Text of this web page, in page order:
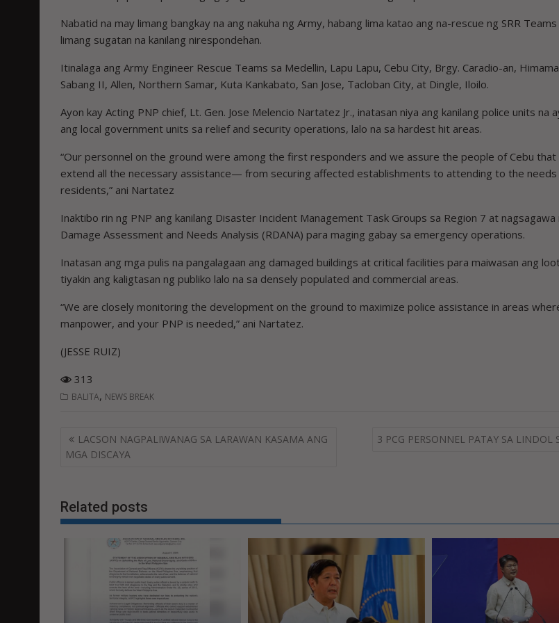
Nabatid na may limang bangkay na ang nakuha ng Army, habang lima katao ang na-rescue ng SRR
limang sugatan na kanilang nirespondehan.
Itinalaga ang Army Engineer Rescue Teams sa Medellin, Lapu Lapu, Cebu City, Brgy. Caradio-an,
Sabang II, Allen, Northern Samar, Kuta Kankabato, San Jose, Tacloban City, at Dingle, Iloilo.
Ayon kay Acting PNP chief, Lt. Gen. Jose Melencio Nartatez Jr., inatasan niya ang kanilang police units na
ang local government units sa relief and security operations, lalo na sa hardest hit areas.
“Our personnel on the ground were among the first responders and we assure the people of Cebu that
extend all the necessary assistance— from securing affected establishments to attending to the needs
residents,” ani Nartatez
Inaktibo rin ng PNP ang kanilang Disaster Incident Management Task Groups sa Region 7 at nagsagawa
Damage Assessment and Needs Analysis (RDANA) para maging gabay sa emergency operations.
Inatasan ang mga pulis na pangalagaan ang damaged buildings at critical facilities para maiwasan ang
tiyakin ang kaligtasan ng publiko lalo na sa densely populated and commercial areas.
“We are closely monitoring the development on the ground to maximize police assistance in areas
manpower, and your PNP is needed,” ani Nartatez.
(JESSE RUIZ)
313
BALITA, NEWS BREAK
Post
navigation
LACSON NAGPALIWANAG SA LARAWAN KASAMA ANG
MGA DISCAYA
3 PCG PERSONNEL PATAY SA LINDOL
Related posts